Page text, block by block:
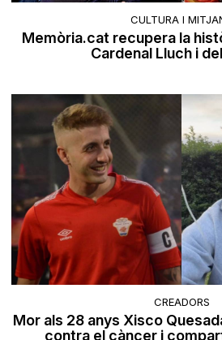
CULTURA I
Memòria.cat recupera la
Cardenal Lluch i
CREADORS
Mor als 28 anys Xisco
contra el càncer i